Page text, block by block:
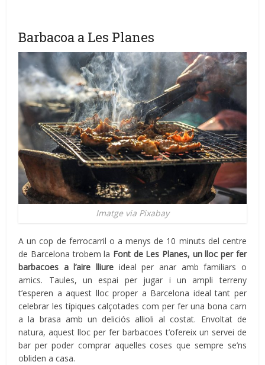
Barbacoa a Les Planes
Imatge via Pixabay
A un cop de ferrocarril o a menys de 10 minuts del centre
de Barcelona trobem la Font de Les Planes, un lloc per fer
barbacoes a l’aire lliure ideal per anar amb familiars o
amics. Taules, un espai per jugar i un ampli terreny
t’esperen a aquest lloc proper a Barcelona ideal tant per
celebrar les típiques calçotades com per fer una bona carn
a la brasa amb un deliciós allioli al costat. Envoltat de
natura, aquest lloc per fer barbacoes t’ofereix un servei de
bar per poder comprar aquelles coses que sempre se’ns
obliden a casa.